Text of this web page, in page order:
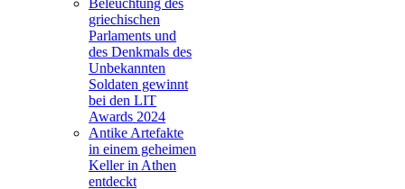
Beleuchtung des
griechischen
Parlaments und
des Denkmals des
Unbekannten
Soldaten gewinnt
bei den LIT
Awards 2024
Antike Artefakte
in einem geheimen
Keller in Athen
entdeckt